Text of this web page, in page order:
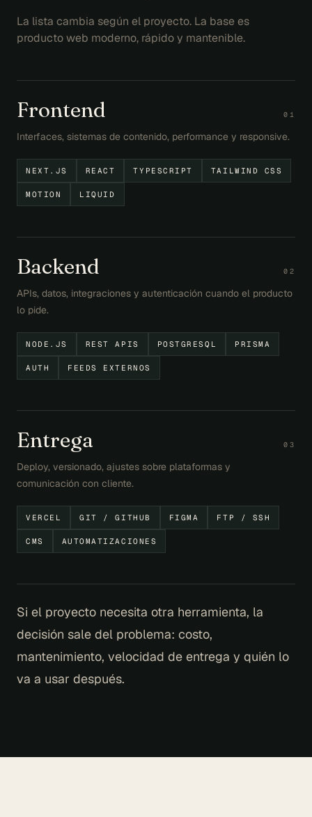
La lista cambia según el proyecto. La base es
producto web moderno, rápido y mantenible.
Frontend 0 1
Interfaces, sistemas de contenido, performance y responsive.
NEXT.JS REACT TYPESCRIPT TAILWIND CSS
MOTION LIQUID
Backend 0 2
APIs, datos, integraciones y autenticación cuando el producto
lo pide.
NODE.JS REST APIS POSTGRESQL PRISMA
AUTH FEEDS EXTERNOS
Entrega 0 3
Deploy, versionado, ajustes sobre plataformas y
comunicación con cliente.
VERCEL GIT / GITHUB FIGMA FTP / SSH
CMS AUTOMATIZACIONES
Si el proyecto necesita otra herramienta, la
decisión sale del problema: costo,
mantenimiento, velocidad de entrega y quién lo
va a usar después.